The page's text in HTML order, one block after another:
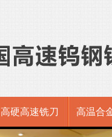
高硬高速铣刀 高温合